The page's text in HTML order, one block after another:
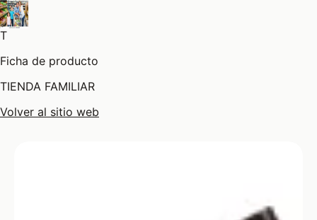
T
Ficha de producto
TIENDA FAMILIAR
Volver al sitio web